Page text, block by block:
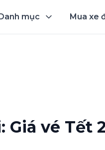
mục Mua xe
Giá vé Tết